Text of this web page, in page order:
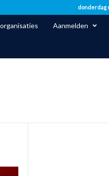
donderdag
Aanmelden